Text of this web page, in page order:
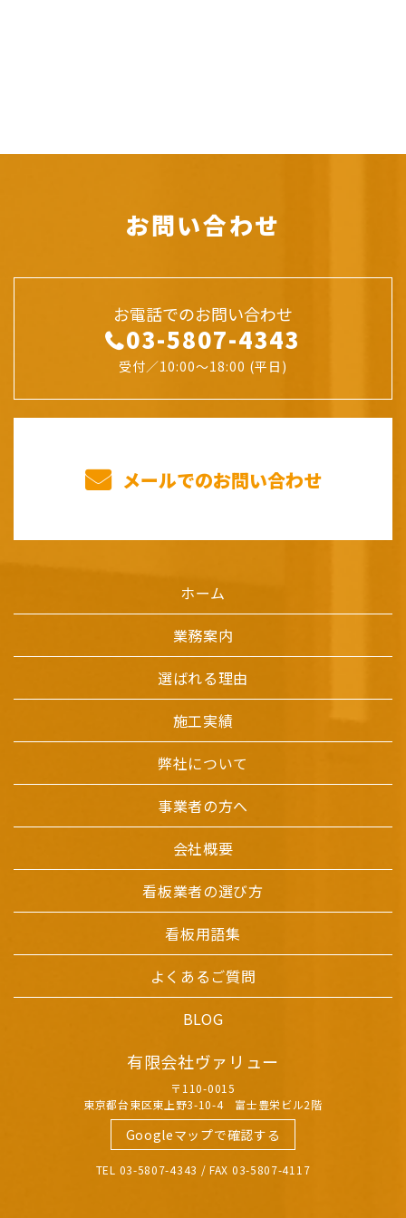
お問い合わせ
お電話でのお問い合わせ
03-5807-4343
受付／10:00～18:00 (平日)
メールでのお問い合わせ
ホーム
業務案内
選ばれる理由
施工実績
弊社について
事業者の方へ
会社概要
看板業者の選び方
看板用語集
よくあるご質問
BLOG
有限会社ヴァリュー
〒110-0015
東京都台東区東上野3-10-4 富士豊栄ビル2階
Googleマップで確認する
TEL 03-5807-4343 / FAX 03-5807-4117